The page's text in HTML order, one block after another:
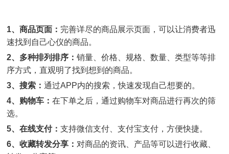
1、 商品页面： 完善详尽的商品展示页面，可以让消费者迅
速找到自己心仪的商品。
2、 多种排列排序： 销量、价格、规格、数量、类型等等排
序方式，直观明了找到想到的商品。
3、 搜索： 通过APP内的搜索，快速发现自己想要的。
4、 购物车： 在下单之后，通过购物车对商品进行再次的筛
选。
5、 在线支付： 支持微信支付、支付宝支付，方便快捷。
6、 收藏转发分享： 对商品的资讯、产品等可以进行收藏、